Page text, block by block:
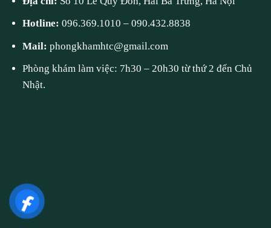
Hotline:096.369.1010 –090.432.8838
Mail:phongkhamhtc@gmail.com
Phòng khám làm việc: 7h30 – 20h30 từ thứ 2 đến Chủ
Nhật.